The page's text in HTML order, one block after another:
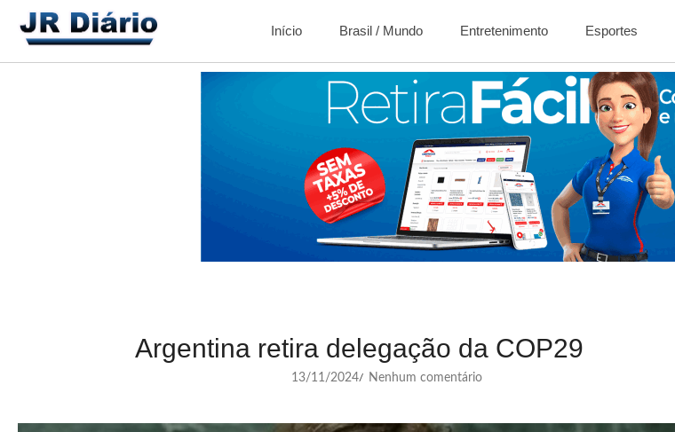
Início Brasil / Mundo Entretenimento Esportes
Argentina retira delegação da COP29
13/11/2024/ Nenhum comentário